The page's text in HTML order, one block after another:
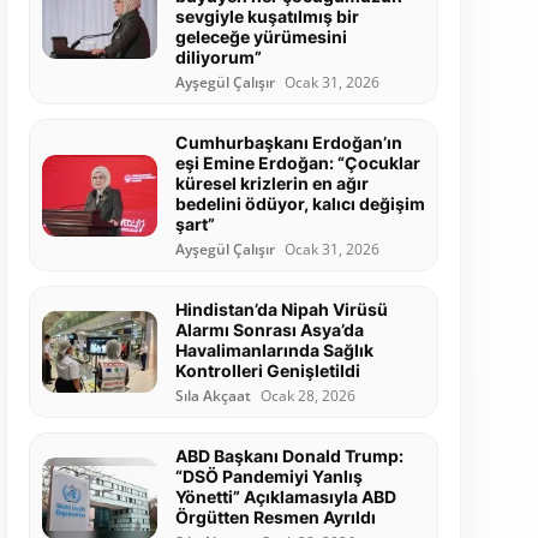
sevgiyle kuşatılmış bir
geleceğe yürümesini
diliyorum”
Ayşegül Çalışır Ocak 31, 2026
Cumhurbaşkanı Erdoğan’ın
eşi Emine Erdoğan: “Çocuklar
küresel krizlerin en ağır
bedelini ödüyor, kalıcı değişim
şart”
Ayşegül Çalışır Ocak 31, 2026
Hindistan’da Nipah Virüsü
Alarmı Sonrası Asya’da
Havalimanlarında Sağlık
Kontrolleri Genişletildi
Sıla Akçaat Ocak 28, 2026
ABD Başkanı Donald Trump:
“DSÖ Pandemiyi Yanlış
Yönetti” Açıklamasıyla ABD
Örgütten Resmen Ayrıldı